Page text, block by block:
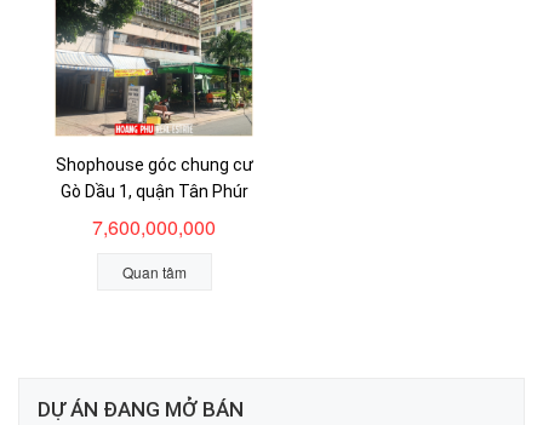
Shophouse góc chung cư
Gò Dầu 1, quận Tân Phúr
7,600,000,000
Quan tâm
DỰ ÁN ĐANG MỞ BÁN